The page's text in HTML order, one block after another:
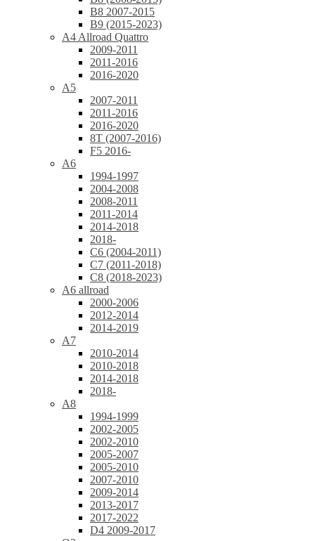
B8 2007-2015
B9 (2015-2023)
A4 Allroad Quattro
2009-2011
2011-2016
2016-2020
A5
2007-2011
2011-2016
2016-2020
8T (2007-2016)
F5 2016-
A6
1994-1997
2004-2008
2008-2011
2011-2014
2014-2018
2018-
C6 (2004-2011)
C7 (2011-2018)
C8 (2018-2023)
A6 allroad
2000-2006
2012-2014
2014-2019
A7
2010-2014
2010-2018
2014-2018
2018-
A8
1994-1999
2002-2005
2002-2010
2005-2007
2005-2010
2007-2010
2009-2014
2013-2017
2017-2022
D4 2009-2017